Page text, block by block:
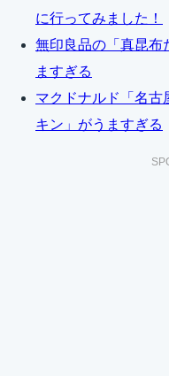
に行ってみました！
無印良品の「真昆布
ますぎる
マクドナルド「名古
キン」がうますぎる